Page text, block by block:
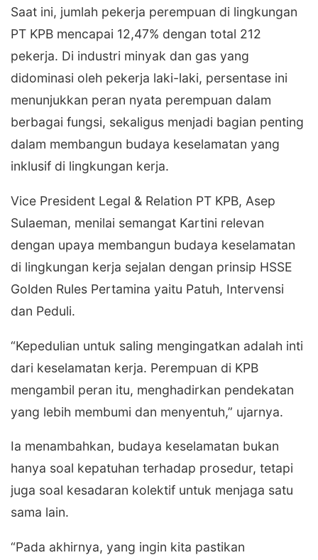
Saat ini, jumlah pekerja perempuan di lingkungan
PT KPB mencapai 12,47% dengan total 212
pekerja. Di industri minyak dan gas yang
didominasi oleh pekerja laki-laki, persentase ini
menunjukkan peran nyata perempuan dalam
berbagai fungsi, sekaligus menjadi bagian penting
dalam membangun budaya keselamatan yang
inklusif di lingkungan kerja.
Vice President Legal & Relation PT KPB, Asep
Sulaeman, menilai semangat Kartini relevan
dengan upaya membangun budaya keselamatan
di lingkungan kerja sejalan dengan prinsip HSSE
Golden Rules Pertamina yaitu Patuh, Intervensi
dan Peduli.
“Kepedulian untuk saling mengingatkan adalah inti
dari keselamatan kerja. Perempuan di KPB
mengambil peran itu, menghadirkan pendekatan
yang lebih membumi dan menyentuh,” ujarnya.
Ia menambahkan, budaya keselamatan bukan
hanya soal kepatuhan terhadap prosedur, tetapi
juga soal kesadaran kolektif untuk menjaga satu
sama lain.
“Pada akhirnya, yang ingin kita pastikan